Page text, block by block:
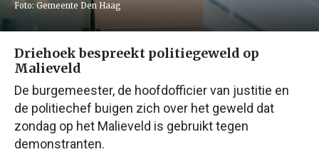
Foto: Gemeente Den Haag
Driehoek bespreekt politiegeweld op
Malieveld
De burgemeester, de hoofdofficier van justitie en
de politiechef buigen zich over het geweld dat
zondag op het Malieveld is gebruikt tegen
demonstranten.